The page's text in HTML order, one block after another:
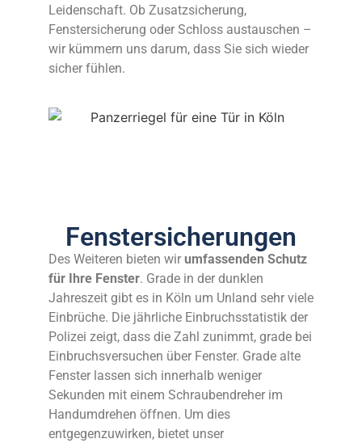
Leidenschaft. Ob Zusatzsicherung,
Fenstersicherung oder Schloss austauschen –
wir kümmern uns darum, dass Sie sich wieder
sicher fühlen.
Fenstersicherungen
Des Weiteren bieten wir umfassenden Schutz
für Ihre Fenster. Grade in der dunklen
Jahreszeit gibt es in Köln um Unland sehr viele
Einbrüche. Die jährliche Einbruchsstatistik der
Polizei zeigt, dass die Zahl zunimmt, grade bei
Einbruchsversuchen über Fenster. Grade alte
Fenster lassen sich innerhalb weniger
Sekunden mit einem Schraubendreher im
Handumdrehen öffnen. Um dies
entgegenzuwirken, bietet unser